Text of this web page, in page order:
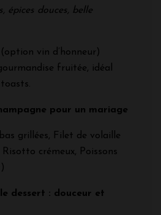
épices douces, belle
(option vin d’honneur)
fruitée, idéal
pour un mariage
grillées, Filet de volaille
crémeux, Poissons
dessert : douceur et